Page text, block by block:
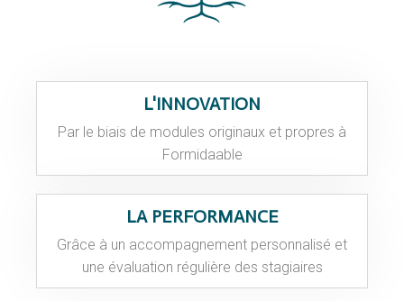
L'INNOVATION
Par le biais de modules originaux et propres à
Formidaable
LA PERFORMANCE
Grâce à un accompagnement personnalisé et
une évaluation régulière des stagiaires